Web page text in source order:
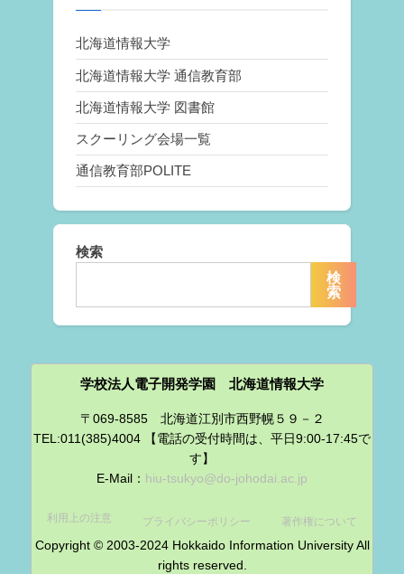
北海道情報大学
北海道情報大学 通信教育部
北海道情報大学 図書館
スクーリング会場一覧
通信教育部POLITE
検索
検
索
学校法人電子開発学園 北海道情報大学
〒069-8585 北海道江別市西野幌５９－２
TEL:011(385)4004 【電話の受付時間は、平日9:00-17:45で
す】
E-Mail： hiu-tsukyo@do-johodai.ac.jp
利用上の注意 プライバシーポリシー 著作権について
Copyright © 2003-2024 Hokkaido Information University All
rights reserved.